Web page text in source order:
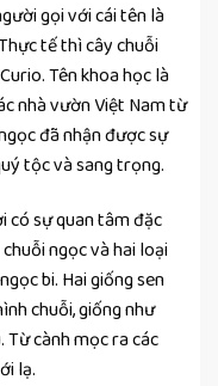
gọi với cái tên là
tế thì cây chuỗi
Tên khoa học là
nhà vườn Việt Nam từ
đã nhận được sự
tộc và sang trọng.
có sự quan tâm đặc
ngọc và hai loại
bi. Hai giống sen
chuỗi, giống như
cành mọc ra các
lạ.